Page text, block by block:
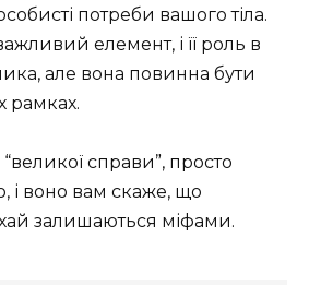
потреби вашого тіла.
елемент, і її роль в
але вона повинна бути
рамках.
справи”, просто
і воно вам скаже, що
залишаються міфами.